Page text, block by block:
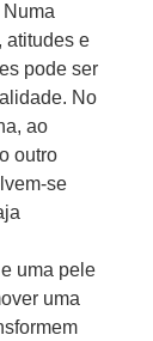
atitudes e
pode ser
No
ao
outro
se
uma pele
uma